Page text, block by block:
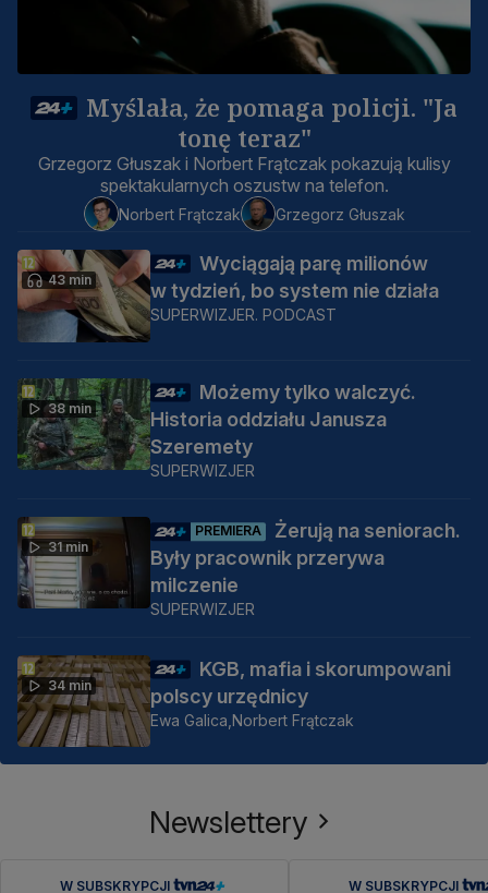
Myślała, że pomaga policji. "Ja
tonę teraz"
Grzegorz Głuszak i Norbert Frątczak pokazują kulisy
spektakularnych oszustw na telefon.
Norbert Frątczak Grzegorz Głuszak
43 min
Wyciągają parę milionów
w tydzień, bo system nie działa
SUPERWIZJER. PODCAST
38 min
Możemy tylko walczyć.
Historia oddziału Janusza
Szeremety
SUPERWIZJER
31 min
PREMIERA
Żerują na seniorach.
Były pracownik przerywa
milczenie
SUPERWIZJER
34 min
KGB, mafia i skorumpowani
polscy urzędnicy
Ewa Galica, Norbert Frątczak
Newslettery
W SUBSKRYPCJI W SUBSKRYPCJI